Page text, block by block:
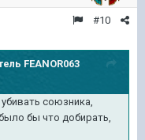
#10
FEANOR063
союзника,
бы что добирать,